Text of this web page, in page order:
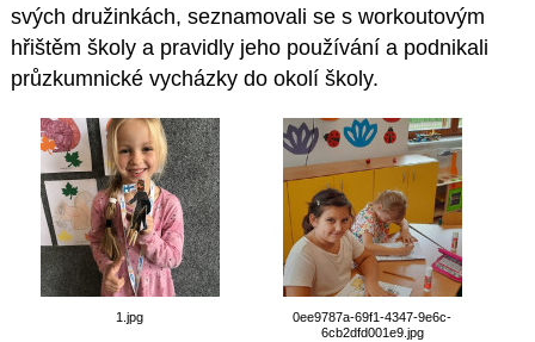
svých družinkách, seznamovali se s workoutovým
hřištěm školy a pravidly jeho používání a podnikali
průzkumnické vycházky do okolí školy.
1.jpg
0ee9787a-69f1-4347-9e6c-
6cb2dfd001e9.jpg